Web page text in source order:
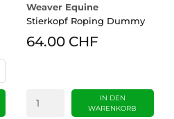
Weaver Equine
Stierkopf Roping Dummy
64.00 CHF
IN DEN
WARENKORB